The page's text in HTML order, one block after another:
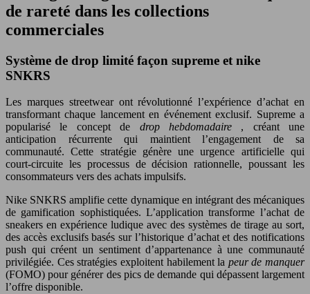
de rareté dans les collections
commerciales
Système de drop limité façon supreme et nike
SNKRS
Les marques streetwear ont révolutionné l’expérience d’achat en
transformant chaque lancement en événement exclusif. Supreme a
popularisé le concept de drop hebdomadaire , créant une
anticipation récurrente qui maintient l’engagement de sa
communauté. Cette stratégie génère une urgence artificielle qui
court-circuite les processus de décision rationnelle, poussant les
consommateurs vers des achats impulsifs.
Nike SNKRS amplifie cette dynamique en intégrant des mécaniques
de gamification sophistiquées. L’application transforme l’achat de
sneakers en expérience ludique avec des systèmes de tirage au sort,
des accès exclusifs basés sur l’historique d’achat et des notifications
push qui créent un sentiment d’appartenance à une communauté
privilégiée. Ces stratégies exploitent habilement la peur de manquer
(FOMO) pour générer des pics de demande qui dépassent largement
l’offre disponible.